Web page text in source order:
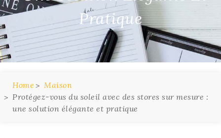
Pratique
Home
Maison
Protégez-vous du soleil avec des stores sur mesure :
une solution élégante et pratique